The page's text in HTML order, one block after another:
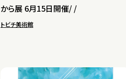
から展 6月15日開催/ /
トビチ美術館